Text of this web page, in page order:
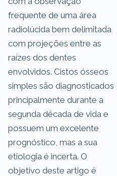
frequente de uma área
radiolúcida bem delimitada
com projeções entre as
raízes dos dentes
envolvidos. Cistos ósseos
simples são diagnosticados
principalmente durante a
segunda década de vida e
possuem um excelente
prognóstico, mas a sua
etiologia é incerta. O
objetivo deste artigo é